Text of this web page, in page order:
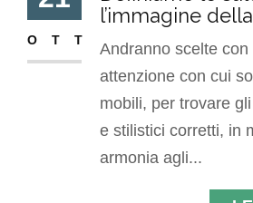
OTT
l’immagine
Andranno scelte
attenzione con cui
mobili, per trovare
e stilistici corretti, in
armonia agli...